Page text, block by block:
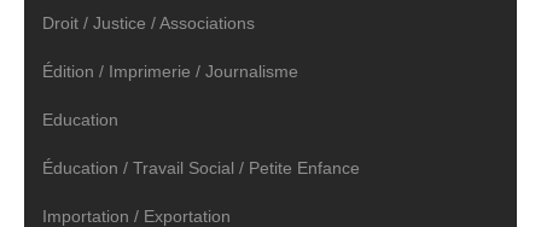
Droit / Justice / Associations
Édition / Imprimerie / Journalisme
Education
Éducation / Travail Social / Petite Enfance
Importation / Exportation